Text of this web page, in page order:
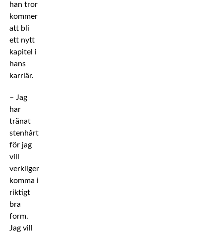
han tror
kommer
att bli
ett nytt
kapitel i
hans
karriär.
– Jag
har
tränat
stenhårt
för jag
vill
verkligen
komma i
riktigt
bra
form.
Jag vill